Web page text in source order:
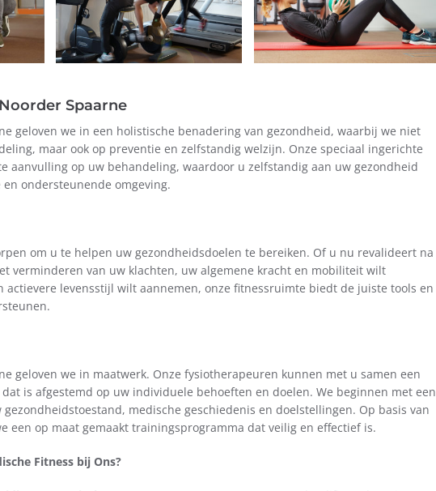
Spaarne
geloven we in een holistische benadering van gezondheid, waarbij we niet
maar ook op preventie en zelfstandig welzijn. Onze speciaal ingerichte
aanvulling op uw behandeling, waardoor u zelfstandig aan uw gezondheid
ondersteunende omgeving.
om u te helpen uw gezondheidsdoelen te bereiken. Of u nu revalideert na
verminderen van uw klachten, uw algemene kracht en mobiliteit wilt
actievere levensstijl wilt aannemen, onze fitnessruimte biedt de juiste tools en
geloven we in maatwerk. Onze fysiotherapeuren kunnen met u samen een
is afgestemd op uw individuele behoeften en doelen. We beginnen met een
medische geschiedenis en doelstellingen. Op basis van
een op maat gemaakt trainingsprogramma dat veilig en effectief is.
Fitness bij Ons?